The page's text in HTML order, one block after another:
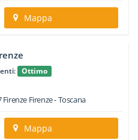
Mappa
Ottimo
Firenze Firenze -Toscana
Mappa